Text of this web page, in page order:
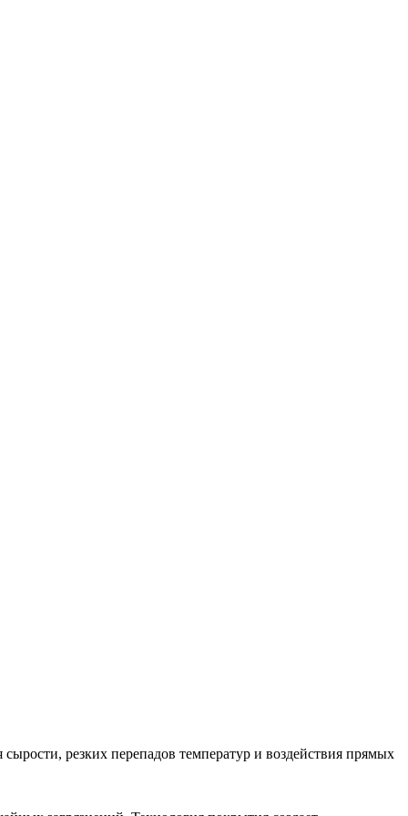
резких перепадов температур и воздействия прямых